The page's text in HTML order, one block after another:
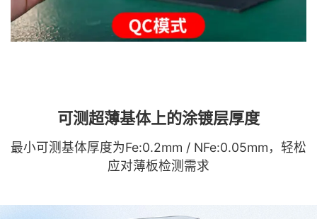
可测超薄基体上的涂镀层厚度
最小可测基体厚度为Fe:0.2mm / NFe:0.05mm，轻松
应对薄板检测需求